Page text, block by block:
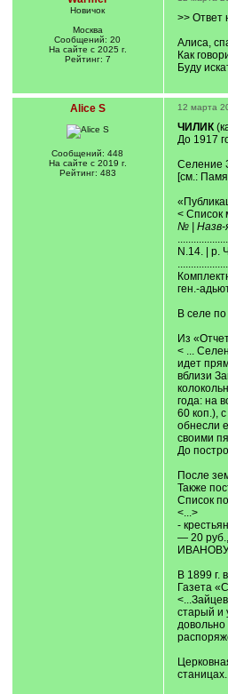
Новичок
Москва
Сообщений: 20
На сайте с 2025 г.
Рейтинг: 7
>> Ответ
Алиса,
Как
Буду
Alice S
Сообщений: 448
На сайте с 2019 г.
Рейтинг: 483
12 марта
ЧИЛИК
До 1917
Селение
[см.:
< Список
№ | Назв-
N.14. | р.
ген.-
В селе
Из
< ...
идет
вблизи
года: на
60 коп.),
обнесли
своими
До
После
Также
Список
<...>
-
— 20
ИВАНОВУ
В 1899 г.
Газета
старый и